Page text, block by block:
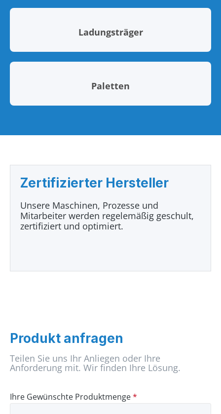
Ladungsträger
Paletten
Zertifizierter Hersteller
Unsere Maschinen, Prozesse und
Mitarbeiter werden regelemäßig geschult,
zertifiziert und optimiert.
Produkt anfragen
Teilen Sie uns Ihr Anliegen oder Ihre
Anforderung mit. Wir finden Ihre Lösung.
Ihre Gewünschte Produktmenge*